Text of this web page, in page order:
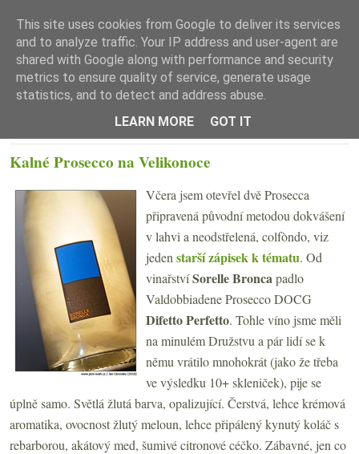
☰ Menu
Kalné Prosecco na Velikonoce
Včera jsem otevřel dvě Prosecca
připravená původní metodou dokvášení
v lahvi a neodstřelená, colfòndo, viz
jeden starší zápisek k tématu. Od
vinařstvíSorelle Broncapadlo
Valdobbiadene Prosecco DOCG
Difetto Perfetto. Tohle víno jsme měli
na minulém Družstvu a pár lidí se k
němu vrátilo mnohokrát (jako že třeba
ve výsledku 10+ skleniček), pije se
úplně samo. Světlá žlutá barva, opalizující. Čerstvá, lehce krémová
aromatika, ovocnost žlutý meloun, lehce připálený kynutý koláč s
rebarborou, akátový med, šumivé citronové céčko. Zábavné, jen co
This site uses cookies from Google to deliver its services
and to analyze traffic. Your IP address and user-agent are
shared with Google along with performance and security
metrics to ensure quality of service, generate usage
statistics, and to detect and address abuse.
LEARN MORE
GOT IT